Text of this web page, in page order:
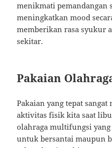
menikmati
meningkatkan mood
memberikan rasa syukur
sekitar.
Pakaian
Pakaian yang tepat
aktivitas fisik kita saat
olahraga multifungsi
untuk bersantai maupun